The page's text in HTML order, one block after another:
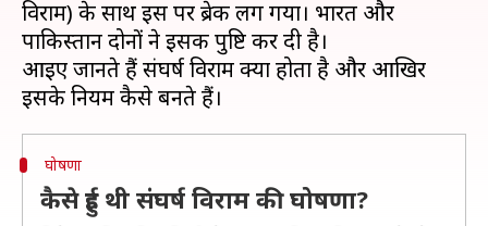
विराम) के साथ इस पर ब्रेक लग गया। भारत और
पाकिस्तान दोनों ने इसकी पुष्टि कर दी है।
आइए जानते हैं संघर्ष विराम क्या होता है और आखिर
घोषणा
कैसे हुई थी संघर्ष विराम की घोषणा?